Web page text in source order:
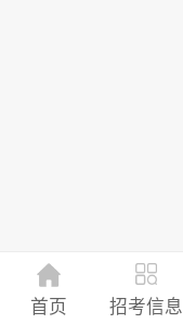
首页 招考信息